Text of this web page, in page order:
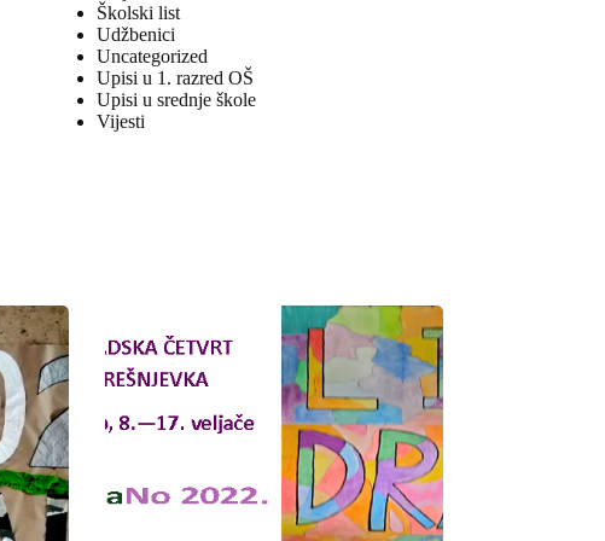
Školski list
Udžbenici
Uncategorized
Upisi u 1. razred OŠ
Upisi u srednje škole
Vijesti